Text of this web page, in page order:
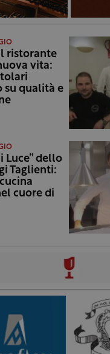
ristorante
vita:
su qualità e
Luce” dello
Taglienti:
cuore di